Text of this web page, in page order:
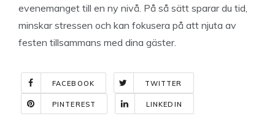
evenemanget till en ny nivå. På så sätt sparar du tid,
minskar stressen och kan fokusera på att njuta av
festen tillsammans med dina gäster.
FACEBOOK TWITTER
PINTEREST LINKEDIN